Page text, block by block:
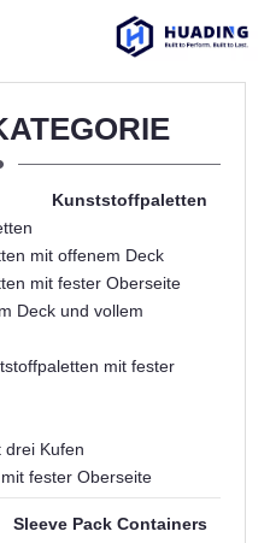
Kunststoffpaletten
mit offenem Deck
mit fester Oberseite
Deck und vollem
mit fester
drei Kufen
fester Oberseite
Sleeve Pack Containers